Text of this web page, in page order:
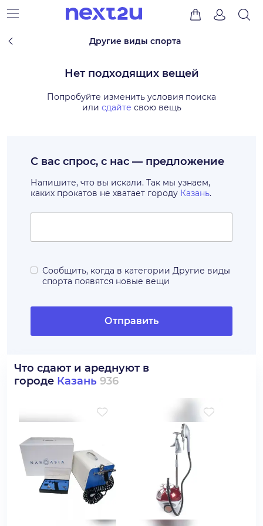
Другие виды спорта
Нет подходящих вещей
Попробуйте изменить условия поиска
или сдайте свою вещь
С вас спрос, с нас — предложение
Напишите, что вы искали. Так мы узнаем,
каких прокатов не хватает городу Казань.
Сообщить, когда в категории Другие виды
спорта появятся новые вещи
Отправить
Что сдают и ареднуют в
городе Казань 936